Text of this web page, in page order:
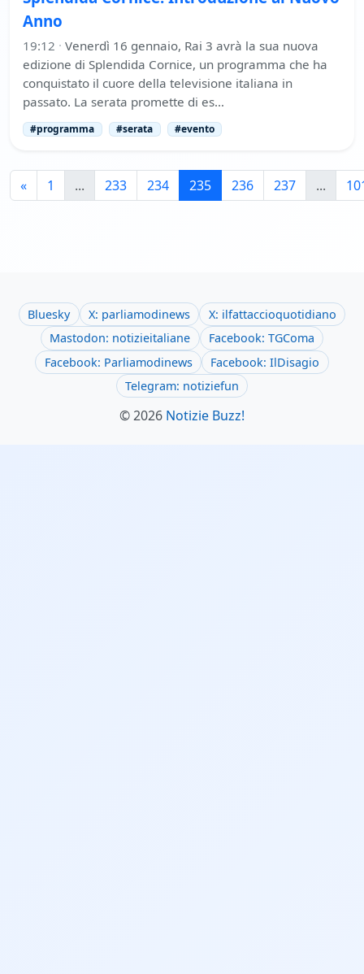
Anno
19:12 · Venerdì 16 gennaio, Rai 3 avrà la sua nuova
edizione di Splendida Cornice, un programma che ha
conquistato il cuore della televisione italiana in
passato. La serata promette di es…
#programma #serata #evento
« 1 ... 233 234 235 236 237 ...
Bluesky X: parliamodinews
X: ilfattaccioquotidiano
Mastodon: notizieitaliane
Facebook: TGComa
Facebook: Parliamodinews
Facebook: IlDisagio
Telegram: notiziefun
© 2026 Notizie Buzz!